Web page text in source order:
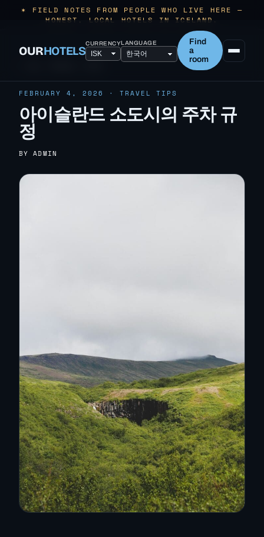
✶ FIELD NOTES FROM PEOPLE WHO LIVE HERE —
HONEST, LOCAL HOTELS IN ICELAND.
OURHOTELSCURRENCYLANGUAGE
Find
a
room
FEBRUARY 4, 2026 · TRAVEL TIPS
아이슬란드 소도시의 주차 규
정
BY ADMIN